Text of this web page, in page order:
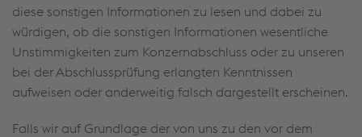
diese sonstigen Informationen zu lesen und dabei zu
würdigen, ob die sonstigen Informationen wesentliche
Unstimmigkeiten zum Konzernabschluss oder zu unseren
bei der Abschlussprüfung erlangten Kenntnissen
aufweisen oder anderweitig falsch dargestellt erscheinen.
Falls wir auf Grundlage der von uns zu den vor dem